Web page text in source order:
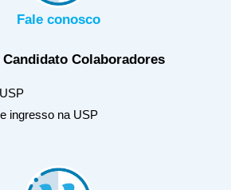
Fale conosco
Colaboradores
ingresso na USP